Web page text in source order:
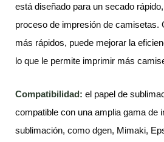
está diseñado para un secado
proceso de impresión de camisetas.
más rápidos, puede mejorar la
lo que le permite imprimir más
Compatibilidad: el papel de
compatible con una amplia gama de
sublimación, como dgen, Mimaki,